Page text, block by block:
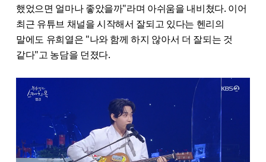
했었으면 얼마나 좋았을까"라며 아쉬움을 내비쳤다. 이어
최근 유튜브 채널을 시작해서 잘되고 있다는 헨리의
말에도 유희열은 "나와 함께 하지 않아서 더 잘되는 것
같다"고 농담을 던졌다.